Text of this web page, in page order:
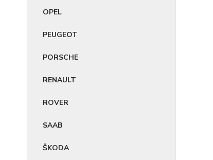
OPEL
PEUGEOT
PORSCHE
RENAULT
ROVER
SAAB
ŠKODA